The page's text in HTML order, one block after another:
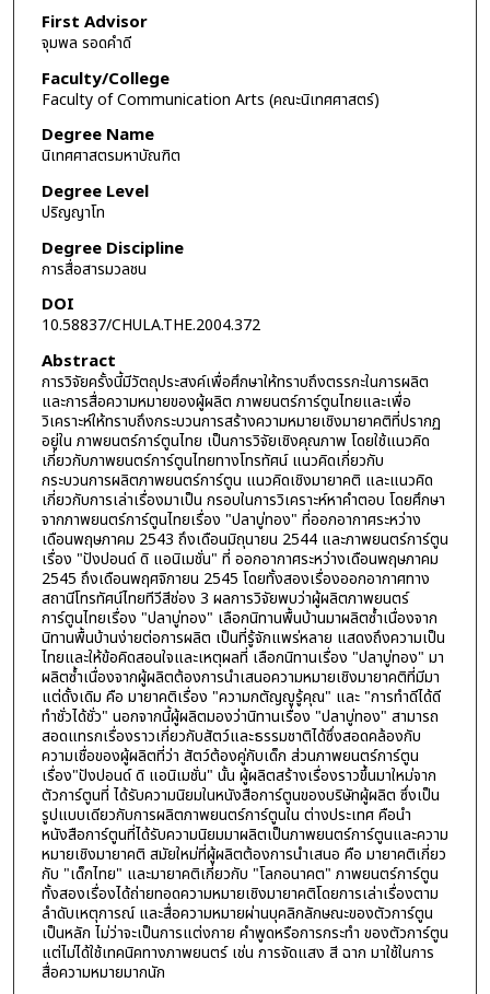
First Advisor
จุมพล รอดคำดี
Faculty/College
Faculty of Communication Arts (คณะนิเทศศาสตร์)
Degree Name
นิเทศศาสตรมหาบัณฑิต
Degree Level
ปริญญาโท
Degree Discipline
การสื่อสารมวลชน
DOI
10.58837/CHULA.THE.2004.372
Abstract
การวิจัยครั้งนี้มีวัตถุประสงค์เพื่อศึกษาให้ทราบถึงตรรกะในการผลิต
และการสื่อความหมายของผู้ผลิต ภาพยนตร์การ์ตูนไทยและเพื่อ
วิเคราะห์ให้ทราบถึงกระบวนการสร้างความหมายเชิงมายาคติที่ปรากฏ
อยู่ใน ภาพยนตร์การ์ตูนไทย เป็นการวิจัยเชิงคุณภาพ โดยใช้แนวคิด
เกี่ยวกับภาพยนตร์การ์ตูนไทยทางโทรทัศน์ แนวคิดเกี่ยวกับ
กระบวนการผลิตภาพยนตร์การ์ตูน แนวคิดเชิงมายาคติ และแนวคิด
เกี่ยวกับการเล่าเรื่องมาเป็น กรอบในการวิเคราะห์หาคำตอบ โดยศึกษา
จากภาพยนตร์การ์ตูนไทยเรื่อง "ปลาบู่ทอง" ที่ออกอากาศระหว่าง
เดือนพฤษภาคม 2543 ถึงเดือนมิถุนายน 2544 และภาพยนตร์การ์ตูน
เรื่อง "ปังปอนด์ ดิ แอนิเมชั่น" ที่ ออกอากาศระหว่างเดือนพฤษภาคม
2545 ถึงเดือนพฤศจิกายน 2545 โดยทั้งสองเรื่องออกอากาศทาง
สถานีโทรทัศน์ไทยทีวีสีช่อง 3 ผลการวิจัยพบว่าผู้ผลิตภาพยนตร์
การ์ตูนไทยเรื่อง "ปลาบู่ทอง" เลือกนิทานพื้นบ้านมาผลิตซ้ำเนื่องจาก
นิทานพื้นบ้านง่ายต่อการผลิต เป็นที่รู้จักแพร่หลาย แสดงถึงความเป็น
ไทยและให้ข้อคิดสอนใจและเหตุผลที่ เลือกนิทานเรื่อง "ปลาบู่ทอง" มา
ผลิตซ้ำเนื่องจากผู้ผลิตต้องการนำเสนอความหมายเชิงมายาคติที่มีมา
แต่ดั้งเดิม คือ มายาคติเรื่อง "ความกตัญญูรู้คุณ" และ "การทำดีได้ดี
ทำชั่วได้ชั่ว" นอกจากนี้ผู้ผลิตมองว่านิทานเรื่อง "ปลาบู่ทอง" สามารถ
สอดแทรกเรื่องราวเกี่ยวกับสัตว์และธรรมชาติได้ซึ่งสอดคล้องกับ
ความเชื่อของผู้ผลิตที่ว่า สัตว์ต้องคู่กับเด็ก ส่วนภาพยนตร์การ์ตูน
เรื่อง"ปังปอนด์ ดิ แอนิเมชั่น" นั้น ผู้ผลิตสร้างเรื่องราวขึ้นมาใหม่จาก
ตัวการ์ตูนที่ ได้รับความนิยมในหนังสือการ์ตูนของบริษัทผู้ผลิต ซึ่งเป็น
รูปแบบเดียวกับการผลิตภาพยนตร์การ์ตูนใน ต่างประเทศ คือนำ
หนังสือการ์ตูนที่ได้รับความนิยมมาผลิตเป็นภาพยนตร์การ์ตูนและความ
หมายเชิงมายาคติ สมัยใหม่ที่ผู้ผลิตต้องการนำเสนอ คือ มายาคติเกี่ยว
กับ "เด็กไทย" และมายาคติเกี่ยวกับ "โลกอนาคต" ภาพยนตร์การ์ตูน
ทั้งสองเรื่องได้ถ่ายทอดความหมายเชิงมายาคติโดยการเล่าเรื่องตาม
ลำดับเหตุการณ์ และสื่อความหมายผ่านบุคลิกลักษณะของตัวการ์ตูน
เป็นหลัก ไม่ว่าจะเป็นการแต่งกาย คำพูดหรือการกระทำ ของตัวการ์ตูน
แต่ไม่ได้ใช้เทคนิคทางภาพยนตร์ เช่น การจัดแสง สี ฉาก มาใช้ในการ
สื่อความหมายมากนัก